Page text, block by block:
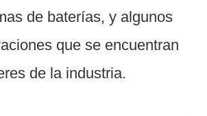
de baterías, y algunos
que se encuentran